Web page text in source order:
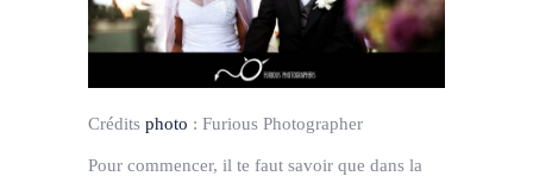
Crédits photo : Furious Photographer
Pour commencer, il te faut savoir que dans la